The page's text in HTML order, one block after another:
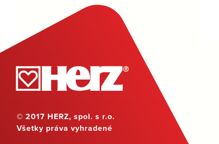
© 2017 HERZ, spol. s r.o.
Všetky práva vyhradené